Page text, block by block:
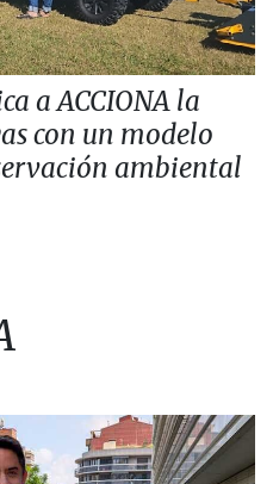
a ACCIONA la
con un modelo
ambiental